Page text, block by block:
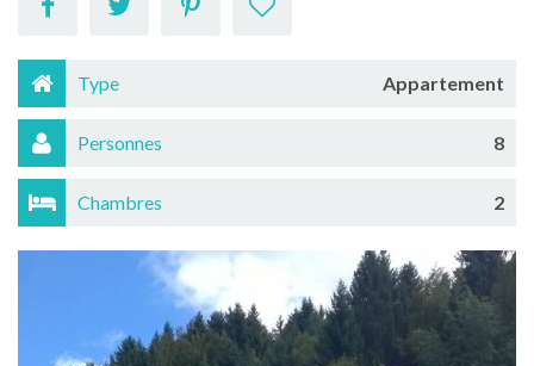
Type Appartement
Personnes 8
Chambres 2